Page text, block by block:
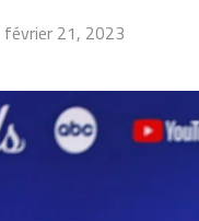
février 21, 2023